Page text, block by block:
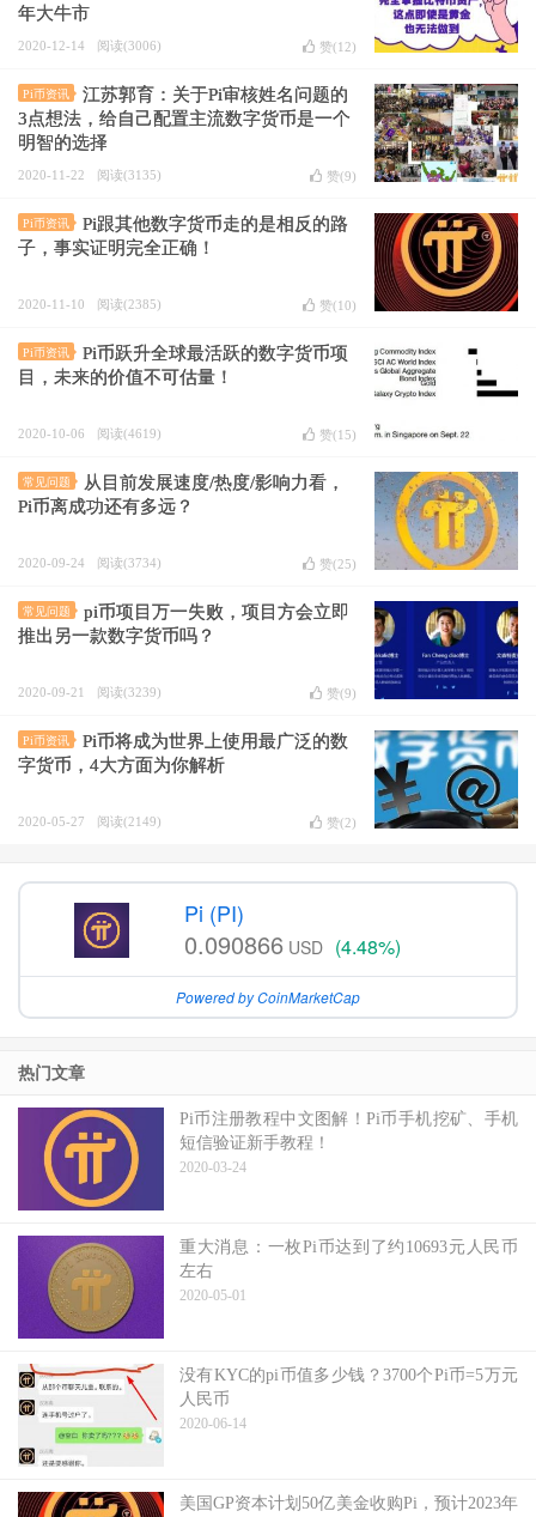
年大牛市
2020-12-14 阅读(3006) 赞(12)
Pi币资讯
江苏郭育：关于Pi审核姓名问题的
3点想法，给自己配置主流数字货币是一个
明智的选择
2020-11-22 阅读(3135) 赞(9)
Pi币资讯
Pi跟其他数字货币走的是相反的路
子，事实证明完全正确！
2020-11-10 阅读(2385) 赞(10)
Pi币资讯
Pi币跃升全球最活跃的数字货币项
目，未来的价值不可估量！
2020-10-06 阅读(4619) 赞(15)
常见问题
从目前发展速度/热度/影响力看，
Pi币离成功还有多远？
2020-09-24 阅读(3734) 赞(25)
常见问题
pi币项目万一失败，项目方会立即
推出另一款数字货币吗？
2020-09-21 阅读(3239) 赞(9)
Pi币资讯
Pi币将成为世界上使用最广泛的数
字货币，4大方面为你解析
2020-05-27 阅读(2149) 赞(2)
Pi (PI)
0.090866 USD (4.48%)
Powered by CoinMarketCap
热门文章
Pi币注册教程中文图解！Pi币手机挖矿、手机
短信验证新手教程！
2020-03-24
重大消息：一枚Pi币达到了约10693元人民币
左右
2020-05-01
没有KYC的pi币值多少钱？3700个Pi币=5万元
人民币
2020-06-14
美国GP资本计划50亿美金收购Pi，预计2023年